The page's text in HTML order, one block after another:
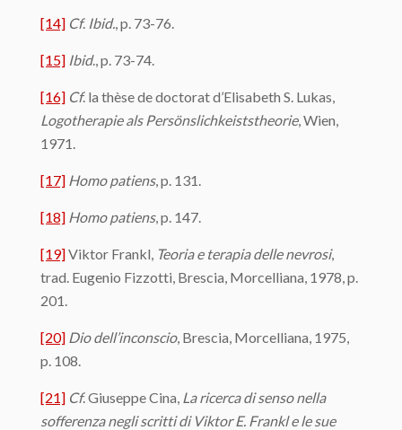
[14] Cf. Ibid., p. 73-76.
[15] Ibid., p. 73-74.
[16] Cf. la thèse de doctorat d’Elisabeth S. Lukas,
Logotherapie als Persönslichkeiststheorie, Wien,
1971.
[17] Homo patiens, p. 131.
[18] Homo patiens, p. 147.
[19]Viktor Frankl, Teoria e terapia delle nevrosi,
trad. Eugenio Fizzotti, Brescia, Morcelliana, 1978, p.
201.
[20] Dio dell’inconscio, Brescia, Morcelliana, 1975,
p. 108.
[21] Cf. Giuseppe Cina, La ricerca di senso nella
sofferenza negli scritti di Viktor E. Frankl e le sue